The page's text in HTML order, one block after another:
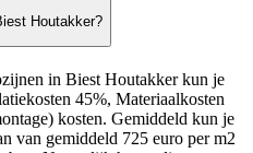
Houtakker?
in Biest Houtakker kun je
45%, Materiaalkosten
kosten. Gemiddeld kun je
van gemiddeld 725 euro per m2